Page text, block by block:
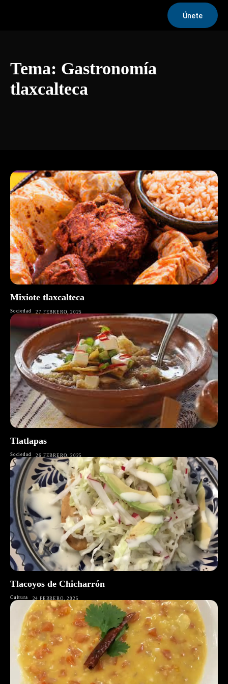
Únete
Tema: Gastronomía
tlaxcalteca
Mixiote tlaxcalteca
Sociedad 27 FEBRERO, 2025
Tlatlapas
Sociedad 26 FEBRERO, 2025
Tlacoyos de Chicharrón
Cultura 24 FEBRERO, 2025